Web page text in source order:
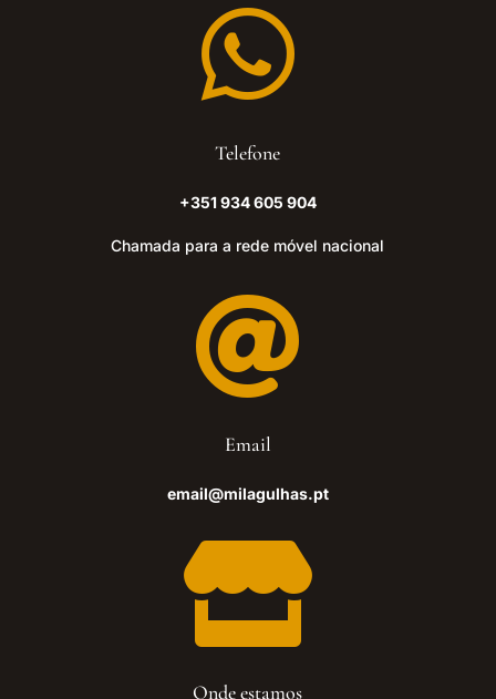

Telefone
+351 934 605 904
Chamada para a rede móvel nacional

Email
email@milagulhas.pt

Onde estamos